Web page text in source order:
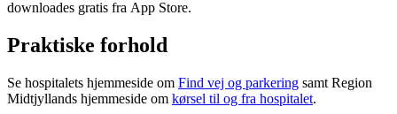
downloades gratis fra App Store.
Praktiske forhold
Se hospitalets hjemmeside om Find vej og parkering samt Region
Midtjyllands hjemmeside om kørsel til og fra hospitalet.